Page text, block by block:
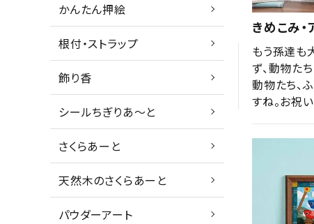
かんたん押絵
根付・ストラップ
飾り香
シールちぎりあ～と
さくらあーと
天然木のさくらあーと
パウダーアート
きめこみ
もう孫達も
ず、動物た
動物たち、
すね。お祝